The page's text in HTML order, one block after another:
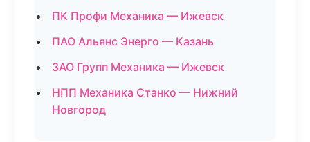
ПК Профи Механика — Ижевск
ПАО Альянс Энерго — Казань
ЗАО Групп Механика — Ижевск
НПП Механика Станко — Нижний
Новгород